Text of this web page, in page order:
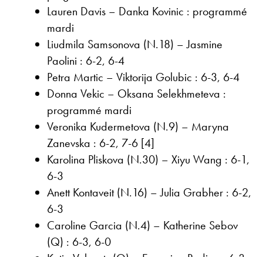
Lauren Davis – Danka Kovinic : programmé
mardi
Liudmila Samsonova (N.18) – Jasmine
Paolini : 6-2, 6-4
Petra Martic – Viktorija Golubic : 6-3, 6-4
Donna Vekic – Oksana Selekhmeteva :
programmé mardi
Veronika Kudermetova (N.9) – Maryna
Zanevska : 6-2, 7-6 [4]
Karolina Pliskova (N.30) – Xiyu Wang : 6-1,
6-3
Anett Kontaveit (N.16) – Julia Grabher : 6-2,
6-3
Caroline Garcia (N.4) – Katherine Sebov
(Q) : 6-3, 6-0